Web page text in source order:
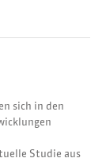
sich in den
Studie aus